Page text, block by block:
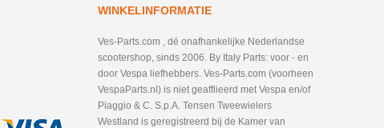
WINKELINFORMATIE
Ves-Parts.com , dé onafhankelijke Nederlandse
scootershop, sinds 2006. By Italy Parts: voor - en
door Vespa liefhebbers. Ves-Parts.com (voorheen
VespaParts.nl) is niet geafflieerd met Vespa en/of
Piaggio & C. S.p.A. Tensen Tweewielers
Westland is geregistreerd bij de Kamer van